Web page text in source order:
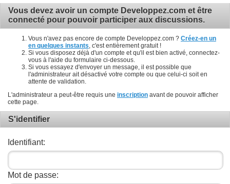
Vous devez avoir un compte Developpez.com et être
connecté pour pouvoir participer aux discussions.
Vous n'avez pas encore de compte Developpez.com ? Créez-en un
en quelques instants , c'est entièrement gratuit !
Si vous disposez déjà d'un compte et qu'il est bien activé, connectez-
vous à l'aide du formulaire ci-dessous.
Si vous essayez d'envoyer un message, il est possible que
l'administrateur ait désactivé votre compte ou que celui-ci soit en
attente de validation.
L'administrateur a peut-être requis une inscription avant de pouvoir afficher
cette page.
S'identifier
Identifiant:
Mot de passe: